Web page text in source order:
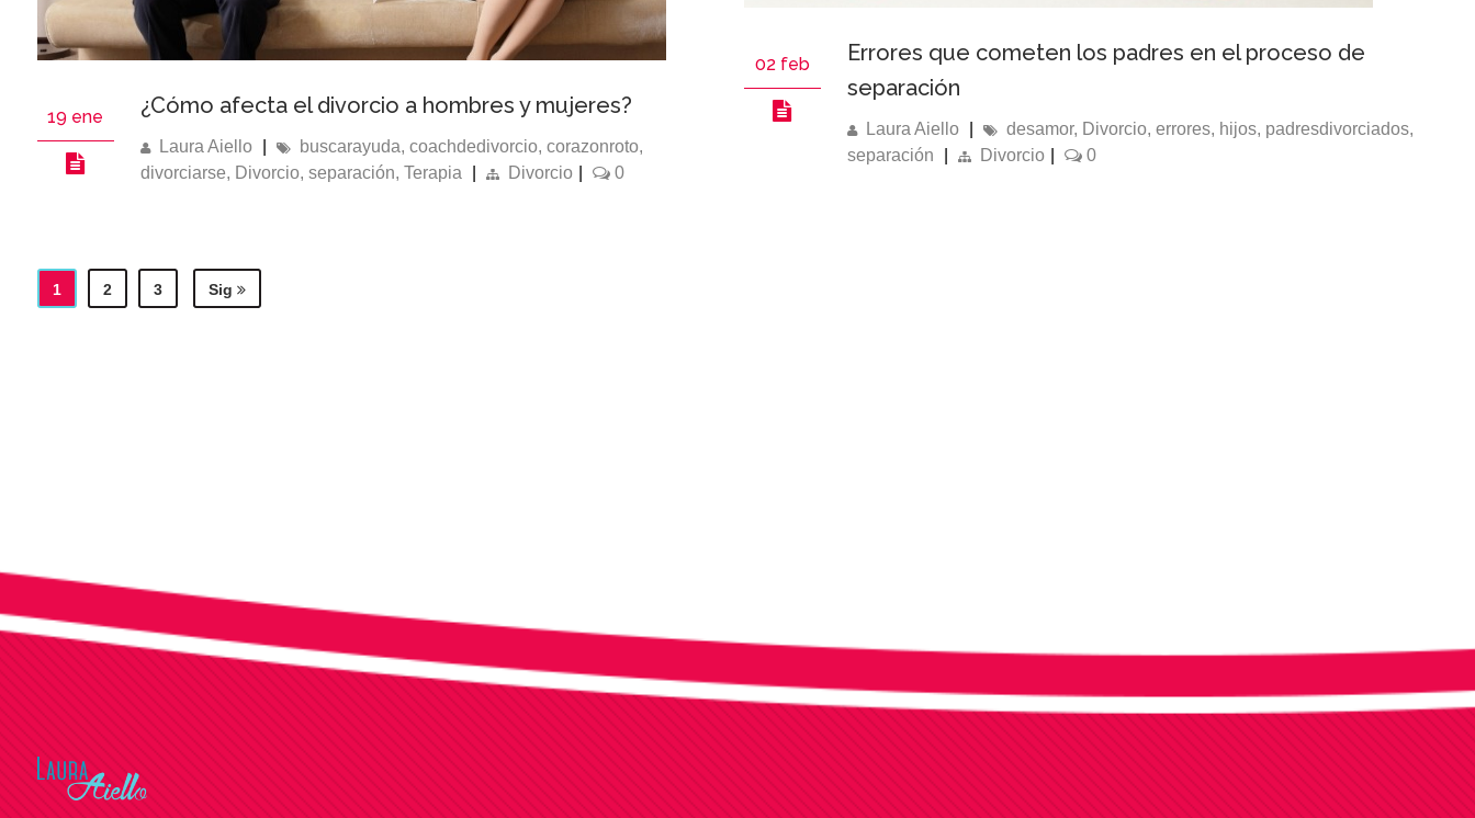
02 feb
Errores que cometen los padres en el proceso de
separación
Laura Aiello desamor, Divorcio, errores, hijos, padresdivorciados,
separación
Divorcio 0
19 ene ¿Cómo afecta el divorcio a hombres y mujeres?
Laura Aiello buscarayuda, coachdedivorcio, corazonroto,
divorciarse, Divorcio, separación, Terapia Divorcio 0
1 2 3 Sig